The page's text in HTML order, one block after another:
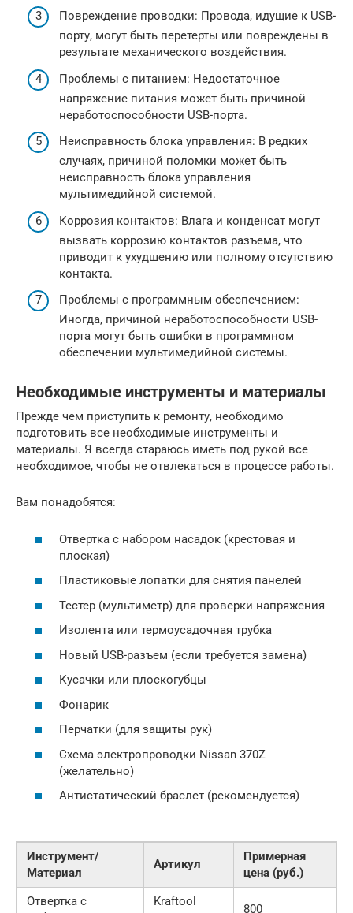
Повреждение проводки: Провода, идущие к USB-
порту, могут быть перетерты или повреждены в
результате механического воздействия.
Проблемы с питанием: Недостаточное
напряжение питания может быть причиной
неработоспособности USB-порта.
Неисправность блока управления: В редких
случаях, причиной поломки может быть
неисправность блока управления
мультимедийной системой.
Коррозия контактов: Влага и конденсат могут
вызвать коррозию контактов разъема, что
приводит к ухудшению или полному отсутствию
контакта.
Проблемы с программным обеспечением:
Иногда, причиной неработоспособности USB-
порта могут быть ошибки в программном
обеспечении мультимедийной системы.
Необходимые инструменты и материалы
Прежде чем приступить к ремонту, необходимо
подготовить все необходимые инструменты и
материалы. Я всегда стараюсь иметь под рукой все
необходимое, чтобы не отвлекаться в процессе работы.
Вам понадобятся:
Отвертка с набором насадок (крестовая и
плоская)
Пластиковые лопатки для снятия панелей
Тестер (мультиметр) для проверки напряжения
Изолента или термоусадочная трубка
Новый USB-разъем (если требуется замена)
Кусачки или плоскогубцы
Фонарик
Перчатки (для защиты рук)
Схема электропроводки Nissan 370Z
(желательно)
Антистатический браслет (рекомендуется)
Инструмент/
Материал
Артикул
Примерная
цена (руб.)
Отвертка с
Kraftool
800